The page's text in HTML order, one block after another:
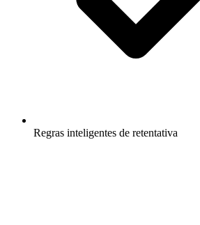
Regras inteligentes de retentativa